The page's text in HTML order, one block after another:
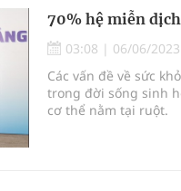
70% hệ miễn
03:08 | 06/06/2023
Các vấn đề về sức
trong đời sống sinh
cơ thể nằm tại ruột.